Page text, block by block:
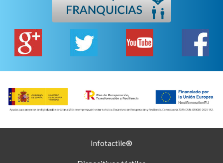
Edurne Izquierdo
Móvil: +34 687960210
madrid3@infotactile.com
MÁLAGA
Móvil +34 677 300 132
juan@infotactile.com
Infotactile®